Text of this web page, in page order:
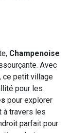
Champenoise
Avec
, ce petit village
pour les
pour explorer
à travers les
parfait pour